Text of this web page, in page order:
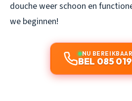
douche weer schoon en
we beginnen!
NU BEREIKBAAR
BEL 085